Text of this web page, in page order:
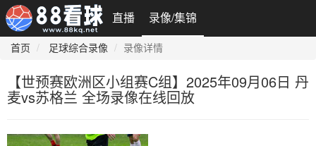
直播 录像/集锦
首页 足球综合录像 录像详情
【世预赛欧洲区小组赛C组】2025年09月06日 丹
麦vs苏格兰 全场录像在线回放